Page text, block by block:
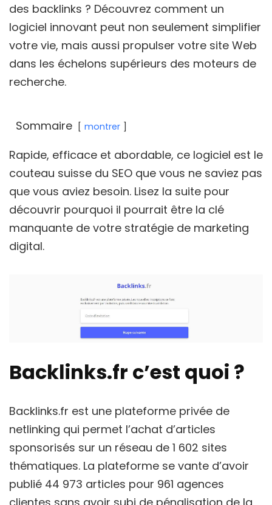
des backlinks ? Découvrez comment un
logiciel innovant peut non seulement simplifier
votre vie, mais aussi propulser votre site Web
dans les échelons supérieurs des moteurs de
recherche.
Sommaire montrer
Rapide, efficace et abordable, ce logiciel est le
couteau suisse du SEO que vous ne saviez pas
que vous aviez besoin. Lisez la suite pour
découvrir pourquoi il pourrait être la clé
manquante de votre stratégie de marketing
digital.
Backlinks.fr c’est quoi ?
Backlinks.fr est une plateforme privée de
netlinking qui permet l’achat d’articles
sponsorisés sur un réseau de 1 602 sites
thématiques. La plateforme se vante d’avoir
publié 44 973 articles pour 961 agences